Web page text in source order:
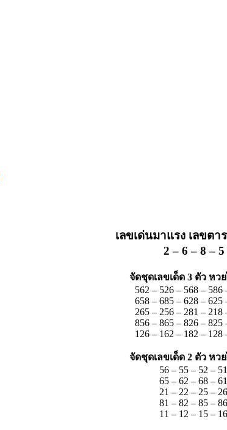
เลขเด่นมาแรง เลขตา
2 – 6 – 8 – 5
จัดชุดเลขเด็ด 3 ตัว หว
562 – 526 – 568 – 586
658 – 685 – 628 – 625
265 – 256 – 281 – 218
856 – 865 – 826 – 825
126 – 162 – 182 – 128
จัดชุดเลขเด็ด 2 ตัว หว
56 – 55 – 52 –
65 – 62 – 68 –
21 – 22 – 25 –
81 – 82 – 85 –
11 – 12 – 15 –